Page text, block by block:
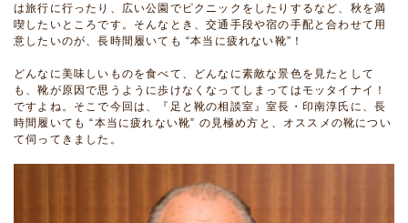
は旅行に行ったり、広い公園でピクニックをしたりするなど、秋を満
喫したいところです。そんなとき、交通手段や宿の手配と合わせて用
意したいのが、長時間履いても “本当に疲れない靴”！
どんなに美味しいものを食べて、どんなに素敵な景色を見たとして
も、靴が原因で思うように歩けなくなってしまってはモッタイナイ！
ですよね。そこで今回は、『足と靴の相談室』室長・印南淳氏に、長
時間履いても “本当に疲れない靴” の見極め方と、オススメの靴につい
て伺ってきました。